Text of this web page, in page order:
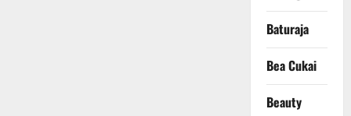
Baturaja
Bea Cukai
Beauty